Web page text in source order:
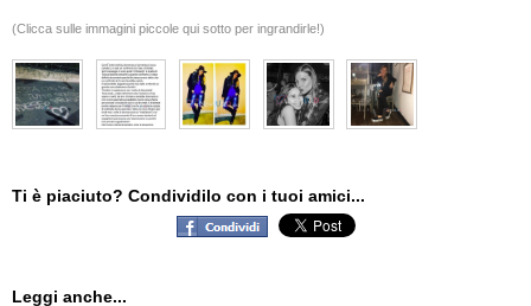
(Clicca sulle immagini piccole qui sotto per ingrandirle!)
Ti è piaciuto? Condividilo con i tuoi amici...
Leggi anche...